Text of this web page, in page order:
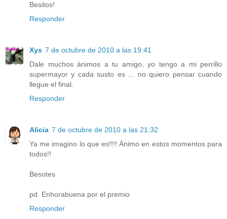
Besitos!
Responder
Xys 7 de octubre de 2010 a las 19:41
Dale muchos ánimos a tu amigo, yo tengo a mi perrillo
supermayor y cada susto es ... no quiero pensar cuando
llegue el final.
Responder
Alicia 7 de octubre de 2010 a las 21:32
Ya me imagino lo que es!!!! Ánimo en estos momentos para
todos!!
Besotes
pd. Enhorabuena por el premio
Responder